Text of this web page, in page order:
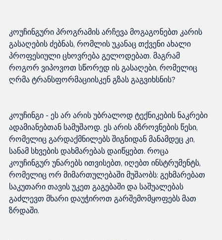
კოუჩინგური პროგრამის არჩევა მოგაგონებთ კარის
გასაღების ძებნას, რომლის უკანაც თქვენი ახალი
პროფესიული ცხოვრება გელოდებათ. მაგრამ
როგორ ვიპოვოთ სწორედ ის გასაღები, რომელიც
კოუჩინგი - ეს არ არის უბრალოდ ტექნიკების ნაკრები
ადამიანებთან სამუშაოდ. ეს არის აზროვნების წესი,
რომელიც გარდაქმნილებს შიგნიდან მანამდეც კი,
სანამ სხვების დახმარებას დაიწყებთ. როცა
კოუჩინგურ უნარებს ითვისებთ, იღებთ ინსტრუმენტს,
რომელიც ორ მიმართულებაში მუშაობს: გეხმარებათ
საკუთარი თავის უკეთ გაგებაში და საშუალებას
გაძლევთ მხარი დაუჭიროთ გარშემომყოფებს მათ